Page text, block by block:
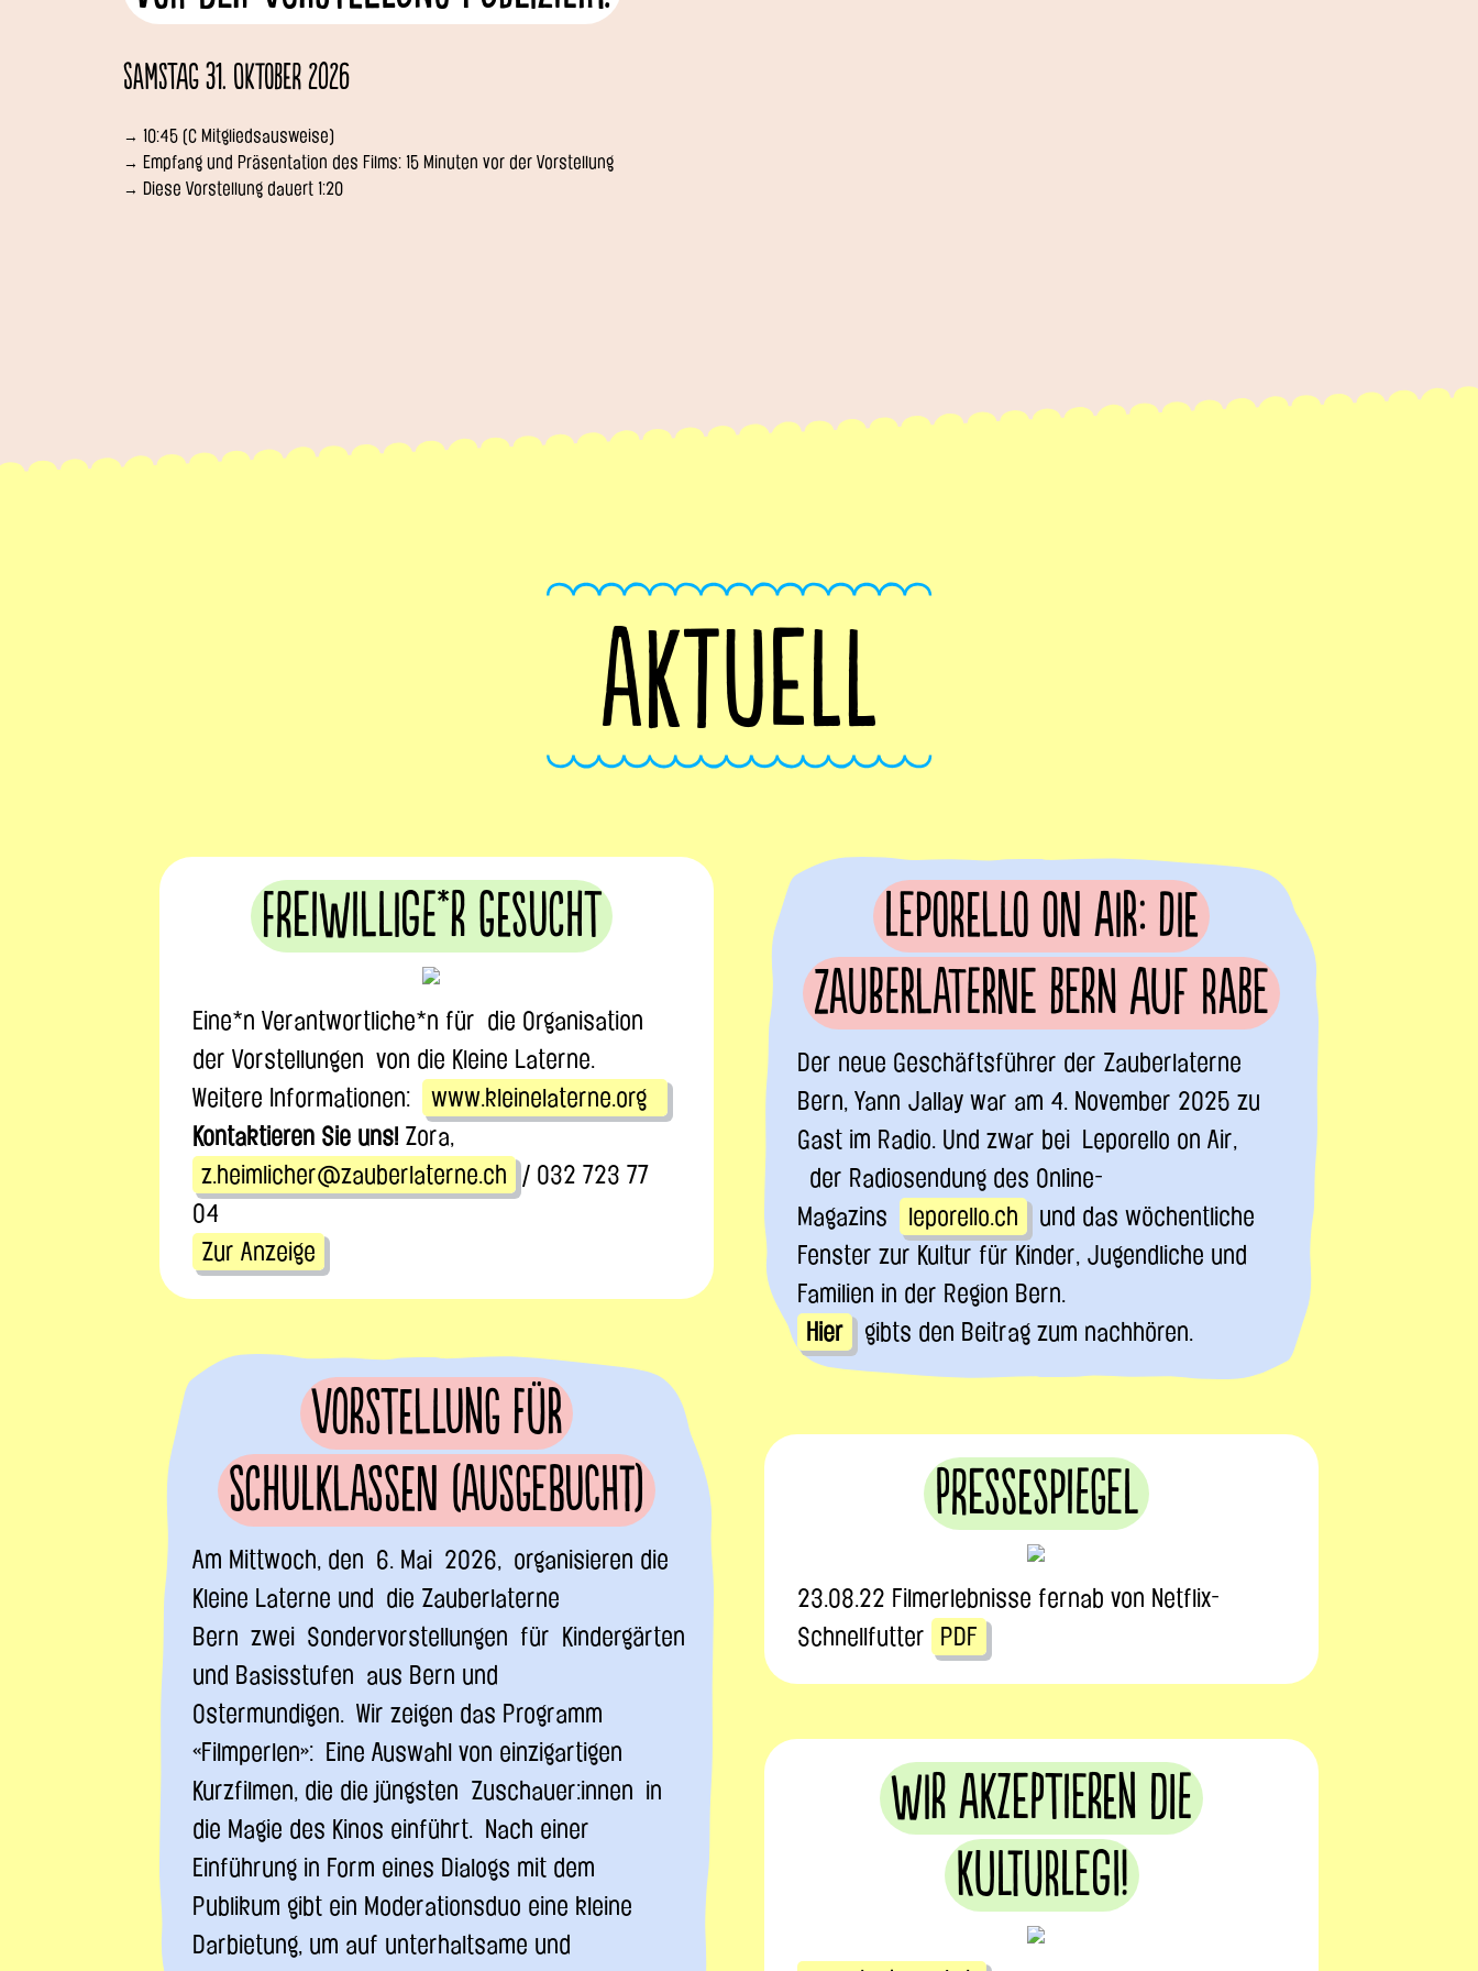
Samstag 31. Oktober 2026
→ 10:45 (C Mitgliedsausweise)
→ Empfang und Präsentation des Films: 15 Minuten vor der Vorstellung
→ Diese Vorstellung dauert 1:20
AKTUELL
Freiwillige*r gesucht
Eine*n Verantwortliche*n für die Organisation
der Vorstellungen von die Kleine Laterne.
Weitere Informationen:
www.kleinelaterne.org
Kontaktieren Sie uns! Zora,
z.heimlicher@zauberlaterne.ch
/ 032 723 77
04
Zur Anzeige
Leporello on Air: Die
Zauberlaterne Bern auf RaBe
Der neue Geschäftsführer der Zauberlaterne
Bern, Yann Jallay war am 4. November 2025 zu
Gast im Radio. Und zwar bei Leporello on Air,
der Radiosendung des Online-
Magazins
leporello.ch
und das wöchentliche
Fenster zur Kultur für Kinder, Jugendliche und
Familien in der Region Bern.
Hier
gibts den Beitrag zum nachhören.
Vorstellung für
Schulklassen (ausgebucht)
Am Mittwoch, den 6. Mai 2026, organisieren die
Kleine Laterne und die Zauberlaterne
Bern zwei Sondervorstellungen für Kindergärten
und Basisstufen aus Bern und
Ostermundigen. Wir zeigen das Programm
«Filmperlen»: Eine Auswahl von einzigartigen
Kurzfilmen, die die jüngsten Zuschauer:innen in
die Magie des Kinos einführt. Nach einer
Einführung in Form eines Dialogs mit dem
Publikum gibt ein Moderationsduo eine kleine
Darbietung, um auf unterhaltsame und
Pressespiegel
23.08.22 Filmerlebnisse fernab von Netflix-
Schnellfutter
PDF
Wir akzeptieren die
KulturLegi!